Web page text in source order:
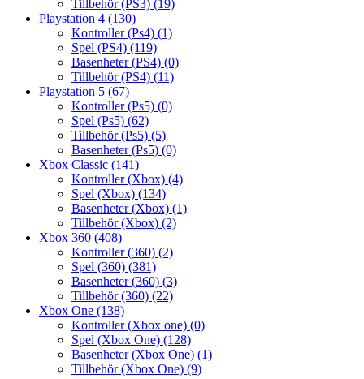
Tillbehör (PS3) (19)
Playstation 4 (130)
Kontroller (Ps4) (1)
Spel (PS4) (119)
Basenheter (PS4) (0)
Tillbehör (PS4) (11)
Playstation 5 (67)
Kontroller (Ps5) (0)
Spel (Ps5) (62)
Tillbehör (Ps5) (5)
Basenheter (Ps5) (0)
Xbox Classic (141)
Kontroller (Xbox) (4)
Spel (Xbox) (134)
Basenheter (Xbox) (1)
Tillbehör (Xbox) (2)
Xbox 360 (408)
Kontroller (360) (2)
Spel (360) (381)
Basenheter (360) (3)
Tillbehör (360) (22)
Xbox One (138)
Kontroller (Xbox one) (0)
Spel (Xbox One) (128)
Basenheter (Xbox One) (1)
Tillbehör (Xbox One) (9)